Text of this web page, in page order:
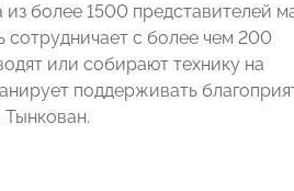
более 1500 представителей
сотрудничает с более чем 200
или собирают технику на
поддерживать
Тынкован.